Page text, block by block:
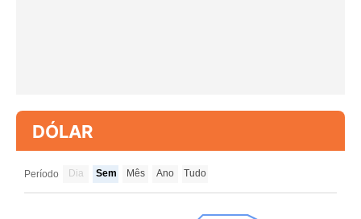
DÓLAR
Período Dia Sem Mês Ano Tudo